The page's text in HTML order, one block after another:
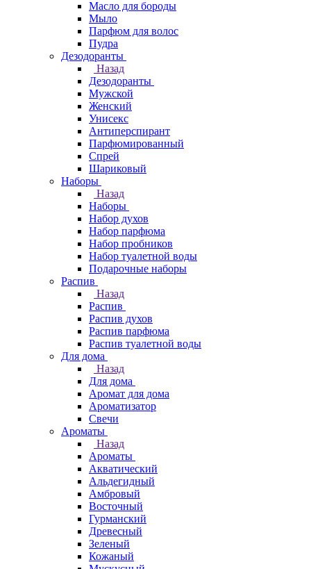
Масло для бороды
Мыло
Парфюм для волос
Пудра
Дезодоранты
Назад
Дезодоранты
Мужской
Женский
Унисекс
Антиперспирант
Парфюмированный
Спрей
Шариковый
Наборы
Назад
Наборы
Набор духов
Набор парфюма
Набор пробников
Набор туалетной воды
Подарочные наборы
Распив
Назад
Распив
Распив духов
Распив парфюма
Распив туалетной воды
Для дома
Назад
Для дома
Аромат для дома
Ароматизатор
Свечи
Ароматы
Назад
Ароматы
Акватический
Альдегидный
Амбровый
Восточный
Гурманский
Древесный
Зеленый
Кожаный